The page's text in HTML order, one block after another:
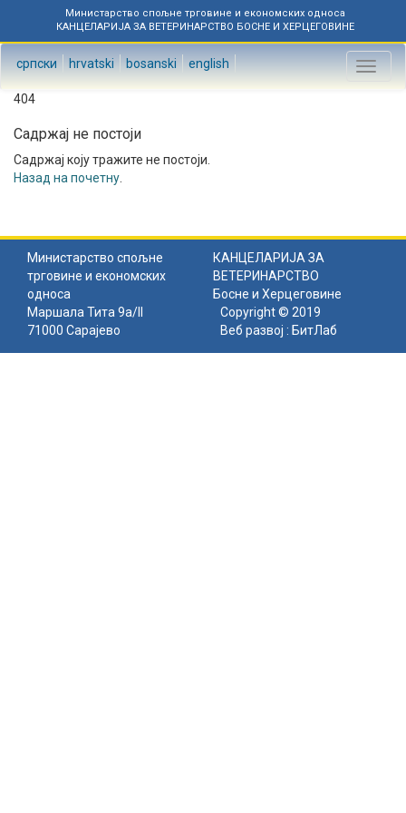
Министарство спољне трговине и економских односа
КАНЦЕЛАРИЈА ЗА ВЕТЕРИНАРСТВО БОСНЕ И ХЕРЦЕГОВИНЕ
српски hrvatski bosanski english
Toggle
404
Садржај не постоји
Садржај коју тражите не постоји.
Назад на почетну
Министарство спољне
трговине и економских
односа
КАНЦЕЛАРИЈА ЗА
ВЕТЕРИНАРСТВО
Босне и Херцеговине
Маршала Тита 9а/II
71000 Сарајево
Copyright © 2019
Веб развој : БитЛаб